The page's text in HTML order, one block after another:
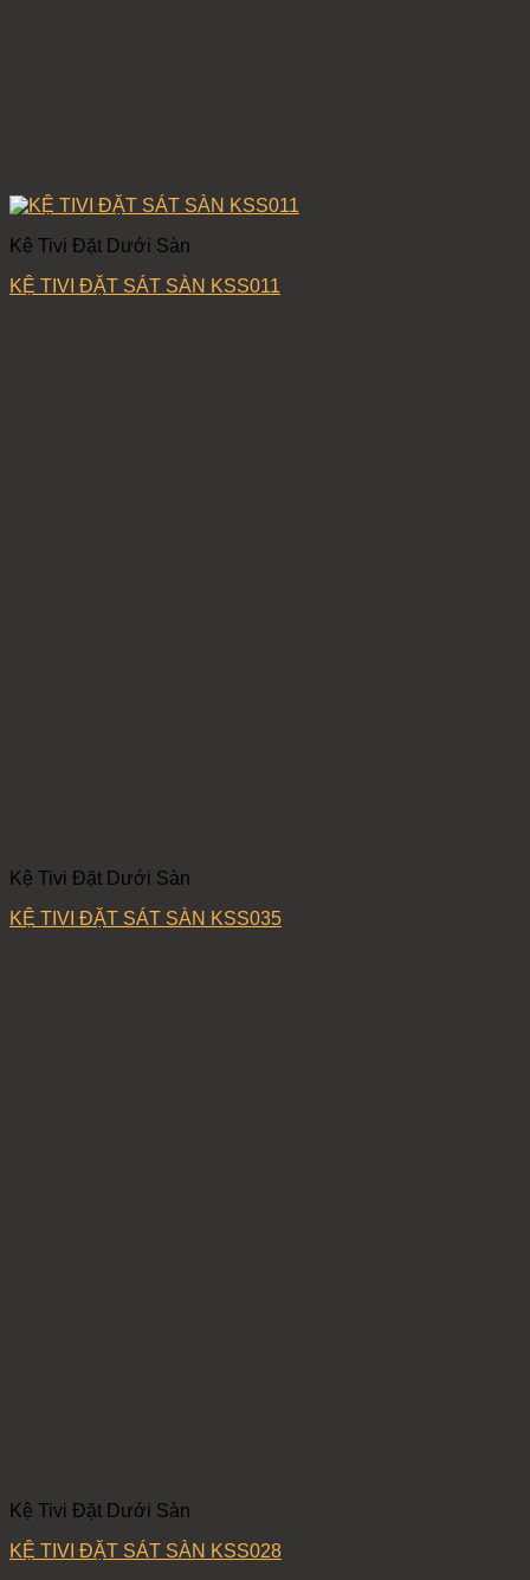
Kệ Tivi Đặt Dưới Sàn
KỆ TIVI ĐẶT SÁT SÀN KSS011
Kệ Tivi Đặt Dưới Sàn
KỆ TIVI ĐẶT SÁT SÀN KSS035
Kệ Tivi Đặt Dưới Sàn
KỆ TIVI ĐẶT SÁT SÀN KSS028